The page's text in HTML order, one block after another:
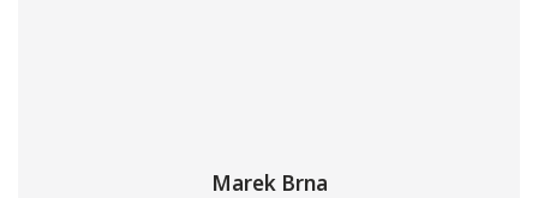
Marek Brna